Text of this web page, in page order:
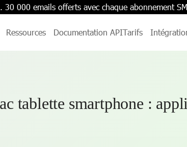
. 30 000 emails offerts avec chaque abonnement
Ressources Documentation APITarifs
tablette smartphone :